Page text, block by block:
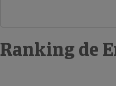
Ranking de